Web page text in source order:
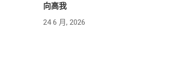
向高我
24 6 月, 2026